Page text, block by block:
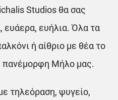
Studios θα σας
ευάερα, ευήλια. Όλα τα
ή αίθριο με θέα το
πανέμορφη Μήλο μας.
τηλεόραση, ψυγείο,